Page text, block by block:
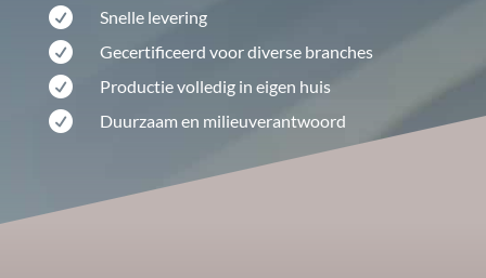
 Snelle levering
 Gecertificeerd voor diverse branches
 Productie volledig in eigen huis
 Duurzaam en milieuverantwoord